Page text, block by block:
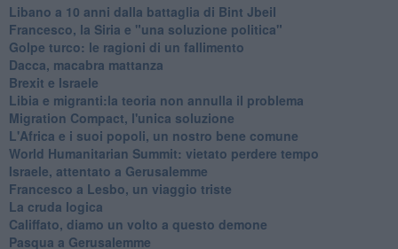
Libano a 10 anni dalla battaglia di Bint Jbeil
Francesco, la Siria e "una soluzione politica"
Golpe turco: le ragioni di un fallimento
Dacca, macabra mattanza
Brexit e Israele
Libia e migranti:la teoria non annulla il problema
Migration Compact, l'unica soluzione
L'Africa e i suoi popoli, un nostro bene comune
World Humanitarian Summit: vietato perdere tempo
Israele, attentato a Gerusalemme
Francesco a Lesbo, un viaggio triste
La cruda logica
Califfato, diamo un volto a questo demone
Pasqua a Gerusalemme